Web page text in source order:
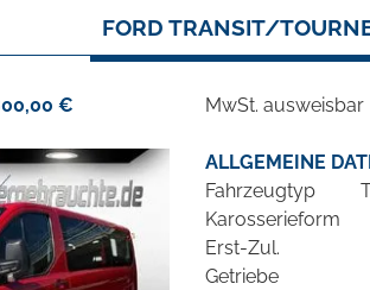
FORD TRANSIT/
€ MwSt. ausweisbar
ALLGEMEINE
Fahrzeugtyp
Karosserieform
Erst-Zul.
Getriebe